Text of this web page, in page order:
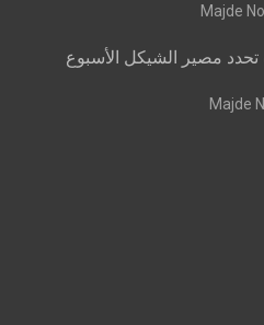
Majde
تحدد مصير الشيكل الأسبوع
Majde